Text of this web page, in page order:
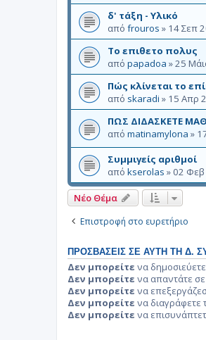
δ' τάξη - Υλικό
από frouros » 14 Σεπ
Το επιθετο πολυς
από papadoa »25
Πώς κλίνεται το
από skaradi » 15 Απρ
ΠΩΣ ΔΙΔΑΣΚΕΤΕ
από matinamylona »
Συμμιγείς αριθμοί
από kserolas » 02
Νέο Θέμα
Επιστροφή στο ευρετήριο
ΠΡΟΣΒΆΣΕΙΣ ΣΕ ΑΥΤΉ ΤΗ Δ.
Δεν μπορείτε να
Δεν μπορείτε να απαντάτε
Δεν μπορείτε να
Δεν μπορείτε να διαγράφετε
Δεν μπορείτε να